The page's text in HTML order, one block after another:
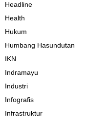
Headline
Health
Hukum
Humbang Hasundutan
IKN
Indramayu
Industri
Infografis
Infrastruktur